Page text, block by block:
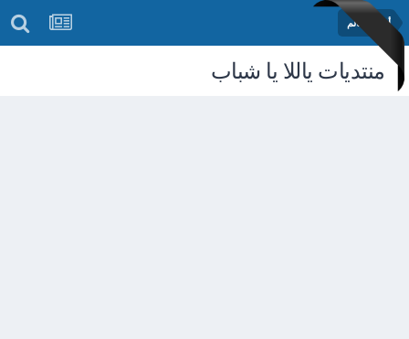
أخبار العالم
منتديات ياللا يا شباب